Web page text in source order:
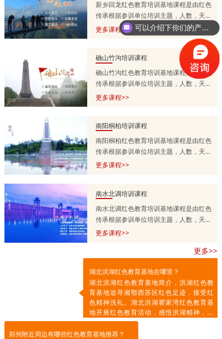
新乡回龙红色教育培训基地课程是由红色
传承根据参训单位培训主题，人数，天
数，预算等量身定制的，培训课程方案分
为一天，两天到五天不等，具体按参训单
13303715399.
更多课程>>
确山竹沟培训课程
确山竹沟红色教育培训基地课程是由红色
传承根据参训单位培训主题，人数，天
数，预算等量身定制的，培训课程方案分
13303715399.
更多课程>>
南阳桐柏培训课程
南阳桐柏红色教育培训基地课程是由红色
传承根据参训单位培训主题，人数，天
数，预算等量身定制的，培训课程方案分
13303715399.
更多课程>>
南水北调培训课程
南水北调红色教育培训基地课程是由红色
传承根据参训单位培训主题，人数，天
数，预算等量身定制的，培训课程方案分
更多课程>>
更多>>
湖北洪湖红色教育基地在哪里？
湖北洪湖红色教育基地简介，洪湖红色教
育基地追寻湘鄂西苏区红色足迹，接受红
色精神洗礼。湖北洪湖瞿家湾红色教育基
地开展红色教育活动，感悟洪湖精神，传
承红色基因，凝聚奋进力量。
郑州附近周边有哪些红色教育基地推荐？
可以介绍下你们的产品么？